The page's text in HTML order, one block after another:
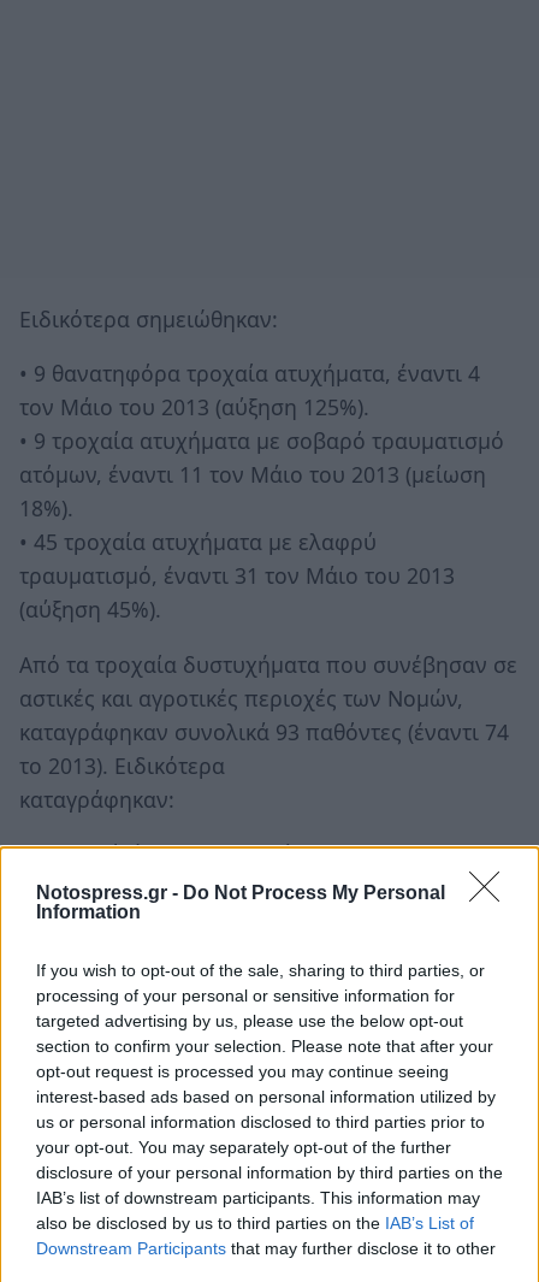
Notospress.gr - Do Not Process My Personal
Information
If you wish to opt-out of the sale, sharing to third parties, or
processing of your personal or sensitive information for
targeted advertising by us, please use the below opt-out
section to confirm your selection. Please note that after your
opt-out request is processed you may continue seeing
interest-based ads based on personal information utilized by
us or personal information disclosed to third parties prior to
your opt-out. You may separately opt-out of the further
disclosure of your personal information by third parties on the
IAB’s list of downstream participants. This information may
also be disclosed by us to third parties on the IAB’s List of
Downstream Participants that may further disclose it to other
Ειδικότερα σημειώθηκαν:
• 9 θανατηφόρα τροχαία ατυχήματα, έναντι 4
τον Μάιο του 2013 (αύξηση 125%).
• 9 τροχαία ατυχήματα με σοβαρό τραυματισμό
ατόμων, έναντι 11 τον Μάιο του 2013 (μείωση
18%).
• 45 τροχαία ατυχήματα με ελαφρύ
τραυματισμό, έναντι 31 τον Μάιο του 2013
(αύξηση 45%).
Από τα τροχαία δυστυχήματα που συνέβησαν σε
αστικές και αγροτικές περιοχές των Νομών,
καταγράφηκαν συνολικά 93 παθόντες (έναντι 74
το 2013). Ειδικότερα
καταγράφηκαν:
• 9 νεκροί, έναντι 4 τον Μάιο του 2013.
• 11 σοβαρά τραυματίες, έναντι 14 τον Μάιο του
2013.
2013.
Τα κυριότερα αίτια των τροχαίων ατυχημάτων –
δυστυχημάτων, όπως προέκυψε από την
αστυνομική τροχονομική έρευνα, ήταν:
• Παραβίαση προτεραιότητας.
• Υπερβολική ταχύτητα.
• Κίνηση στο αντίθετο ρεύμα κυκλοφορίας.
• Απόσπαση προσοχής του οδηγού.